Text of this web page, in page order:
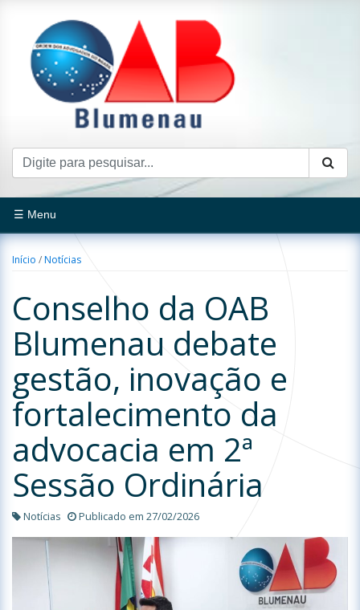
☰ Menu
Início /Notícias
Conselho da OAB
Blumenau debate
gestão, inovação e
fortalecimento da
advocacia em 2ª
Sessão Ordinária
Notícias Publicado em 27/02/2026